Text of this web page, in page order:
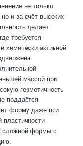
не только
и за счёт высоких
делает
требуется
химически активной
массой при
герметичность
поддаётся
форму даже при
пластичности
сложной формы с